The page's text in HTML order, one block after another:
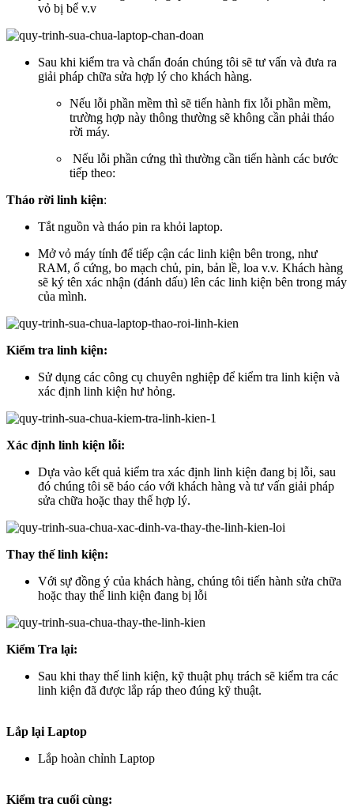
vỏ bị bể v.v
Sau khi kiểm tra và chẩn đoán chúng tôi sẽ tư vấn và đưa ra
giải pháp chữa sửa hợp lý cho khách hàng.
Nếu lỗi phần mềm thì sẽ tiến hành fix lỗi phần mềm,
trường hợp này thông thường sẽ không cần phải tháo
rời máy.
Nếu lỗi phần cứng thì thường cần tiến hành các bước
tiếp theo:
Tháo rời linh kiện:
Tắt nguồn và tháo pin ra khỏi laptop.
Mở vỏ máy tính để tiếp cận các linh kiện bên trong, như
RAM, ổ cứng, bo mạch chủ, pin, bản lề, loa v.v. Khách hàng
sẽ ký tên xác nhận (đánh dấu) lên các linh kiện bên trong máy
của mình.
Kiểm tra linh kiện:
Sử dụng các công cụ chuyên nghiệp để kiểm tra linh kiện và
xác định linh kiện hư hỏng.
Xác định linh kiện lỗi:
Dựa vào kết quả kiểm tra xác định linh kiện đang bị lỗi, sau
đó chúng tôi sẽ báo cáo với khách hàng và tư vấn giải pháp
sửa chữa hoặc thay thế hợp lý.
Thay thế linh kiện:
Với sự đồng ý của khách hàng, chúng tôi tiến hành sửa chữa
hoặc thay thế linh kiện đang bị lỗi
Kiểm Tra lại:
Sau khi thay thế linh kiện, kỹ thuật phụ trách sẽ kiểm tra các
linh kiện đã được lắp ráp theo đúng kỹ thuật.
Lắp lại Laptop
Lắp hoàn chỉnh Laptop
Kiểm tra cuối cùng: